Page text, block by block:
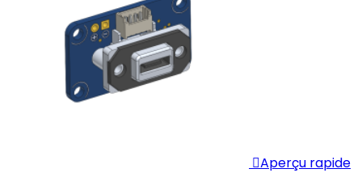
Aperçu rapide